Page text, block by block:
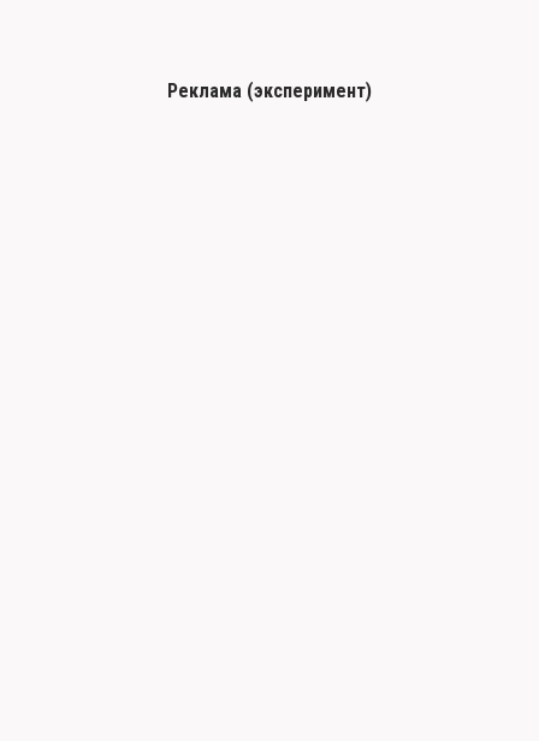
Реклама (эксперимент)